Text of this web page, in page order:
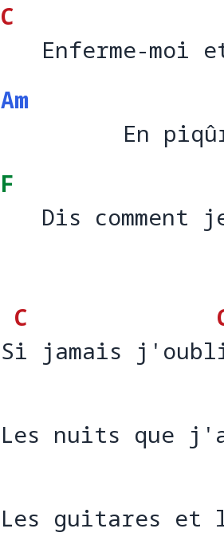
C
Enferme-moi
Enferme-moi
Am
En
En
F
Dis comment
Dis comment
S
C
i jamais j'oubl
Si jamais
Les nuits que
Les nuits que
Les guitares et
Les guitares et